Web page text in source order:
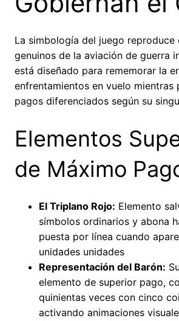
La simbología del juego reproduce
genuinos de la aviación de guerra
está diseñado para rememorar la
enfrentamientos en vuelo mientras
pagos diferenciados según su
Elementos
de Máximo
El Triplano Rojo: Elemento
símbolos ordinarios y abona
puesta por línea cuando
unidades unidades
Representación del Barón:
elemento de superior pago,
quinientas veces con cinco
activando animaciones